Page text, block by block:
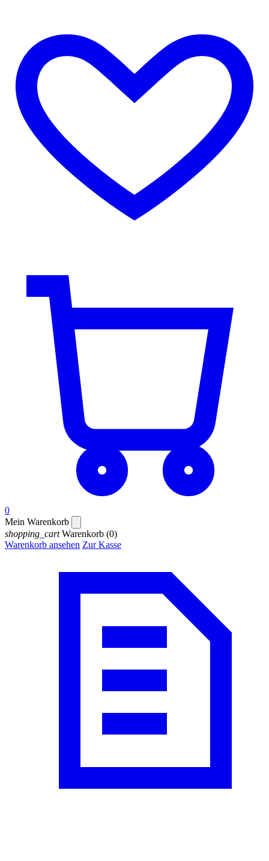
0
Mein Warenkorb
shopping_cart Warenkorb (0)
Warenkorb ansehen Zur Kasse